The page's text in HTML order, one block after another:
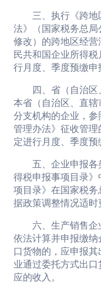
三、执行《跨地
法》（国家税务总
修改）的跨地区经
民共和国企业所得
行月度、季度预缴申
四、省（自治区
本省（自治区、直
分支机构的企业，
管理办法》征收管
定进行月度、季度预
五、企业申报各
得税申报事项目录
项目录》在国家税务
据政策调整情况适时
六、生产销售企
依法计算并申报缴
口货物的，应申报
业通过委托方式出
应的收入。